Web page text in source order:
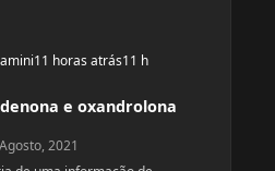
11 horas atrás11 h
e oxandrolona
2021